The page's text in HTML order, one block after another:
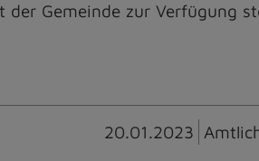
Gemeinde zur Verfügung
20.01.2023